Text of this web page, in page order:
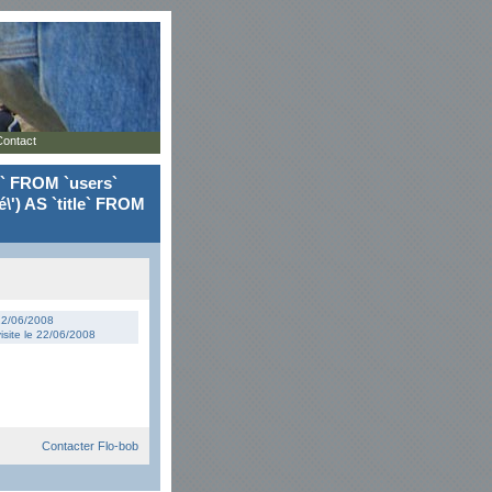
FROM `users`
AS `title` FROM
06/2008
le 22/06/2008
Contacter Flo-bob